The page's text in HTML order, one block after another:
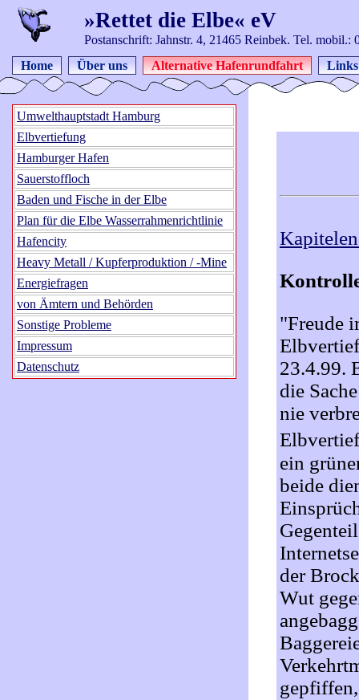
Umwelthauptstadt Hamburg
Elbvertiefung
Hamburger Hafen
Sauerstoffloch
Baden und Fische in der Elbe
Plan für die Elbe Wasserrahmenrichtlinie
Hafencity
Heavy Metall / Kupferproduktion / -Mine
Energiefragen
von Ämtern und Behörden
Sonstige Probleme
Impressum
Datenschutz
"Freude
23.4.99.
die
nie
ein
beide
der
Wut
»Rettet die Elbe« eV
Postanschrift: Jahnstr. 4, 21465 Reinbek. Tel. mobil.:
Home
Über uns Alternative Hafenrundfahrt Links